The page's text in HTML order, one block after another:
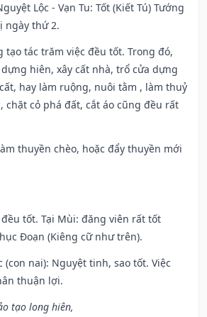
Lộc - Vạn Tu: Tốt (Kiết Tú) Tướng
ngày thứ 2.
tạo tác trăm việc đều tốt. Trong đó,
hiên, xây cất nhà, trổ cửa dựng
hay làm ruộng, nuôi tằm , làm thuỷ
chặt cỏ phá đất, cắt áo cũng đều rất
thuyền chèo, hoặc đẩy thuyền mới
tốt. Tại Mùi: đăng viên rất tốt
Đoạn (Kiêng cữ như trên).
(con nai): Nguyệt tinh, sao tốt. Việc
thuận lợi.
tạo long hiên,